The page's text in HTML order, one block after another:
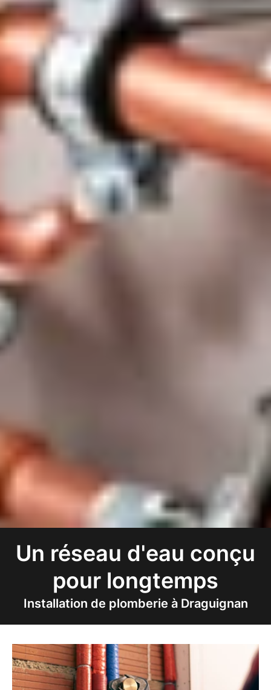
Installation de plomberie à Draguignan
Un réseau d'eau conçu
pour longtemps